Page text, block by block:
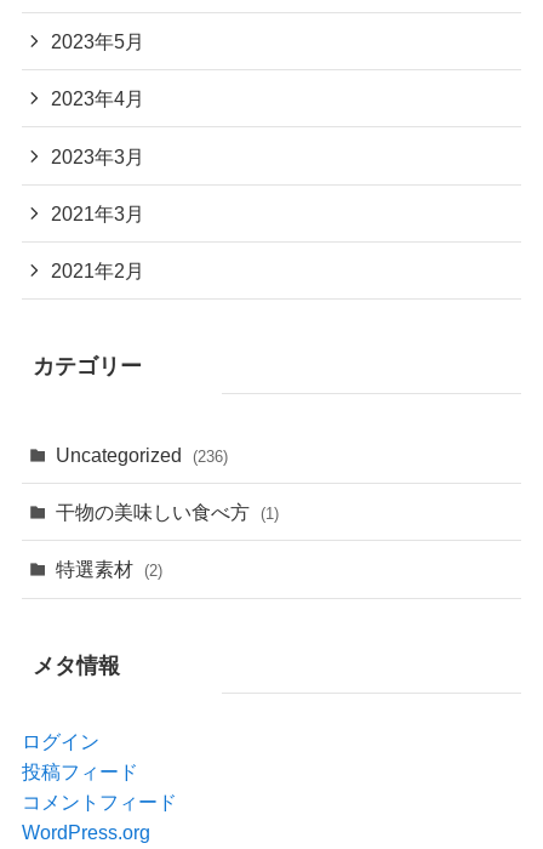
2023年5月
2023年4月
2023年3月
2021年3月
2021年2月
カテゴリー
Uncategorized (236)
干物の美味しい食べ方 (1)
特選素材 (2)
メタ情報
ログイン
投稿フィード
コメントフィード
WordPress.org